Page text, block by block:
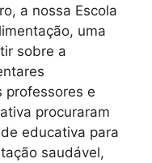
a nossa Escola
uma
sobre a
professores e
procuraram
educativa para
saudável,